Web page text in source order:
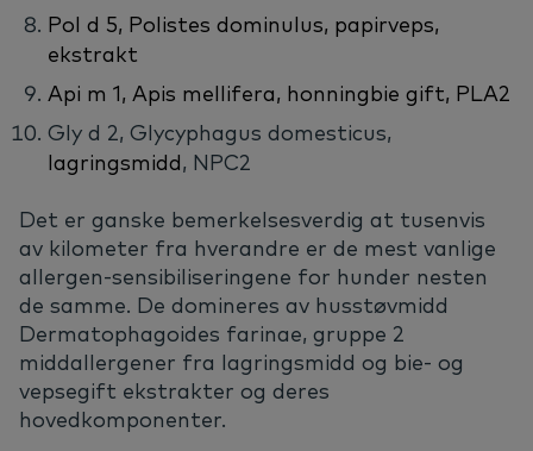
Pol d 5, Polistes dominulus, papirveps,
ekstrakt
Api m 1, Apis mellifera, honningbie gift, PLA2
Gly d 2, Glycyphagus domesticus,
lagringsmidd, NPC2
Det er ganske bemerkelsesverdig at tusenvis
av kilometer fra hverandre er de mest vanlige
allergen-sensibiliseringene for hunder nesten
de samme. De domineres av husstøvmidd
Dermatophagoides farinae, gruppe 2
middallergener fra lagringsmidd og bie- og
vepsegift ekstrakter og deres
hovedkomponenter.